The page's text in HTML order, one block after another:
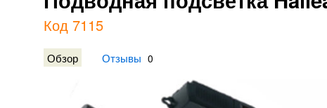
Код 7115
Обзор Отзывы 0